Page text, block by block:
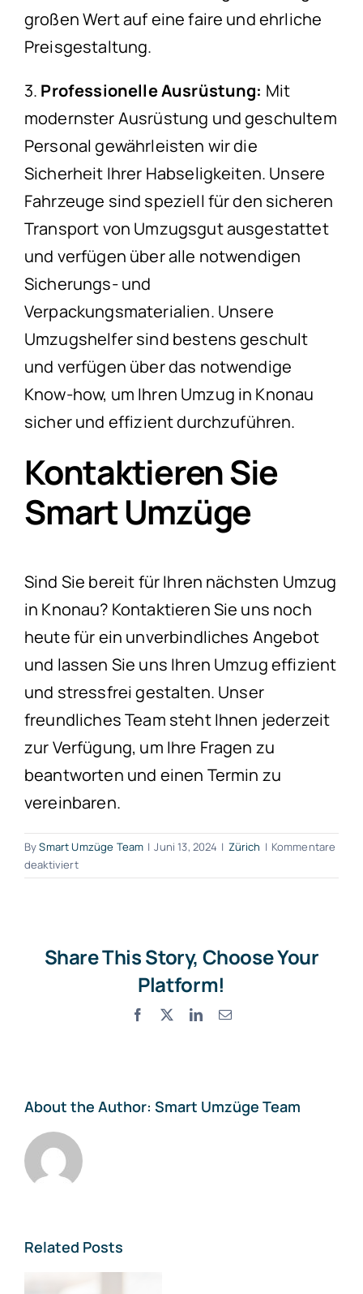
großen Wert auf eine faire und ehrliche
Preisgestaltung.
3. Professionelle Ausrüstung: Mit
modernster Ausrüstung und geschultem
Personal gewährleisten wir die
Sicherheit Ihrer Habseligkeiten. Unsere
Fahrzeuge sind speziell für den sicheren
Transport von Umzugsgut ausgestattet
und verfügen über alle notwendigen
Sicherungs- und
Verpackungsmaterialien. Unsere
Umzugshelfer sind bestens geschult
und verfügen über das notwendige
Know-how, um Ihren Umzug in Knonau
sicher und effizient durchzuführen.
Kontaktieren Sie
Smart Umzüge
Sind Sie bereit für Ihren nächsten Umzug
in Knonau? Kontaktieren Sie uns noch
heute für ein unverbindliches Angebot
und lassen Sie uns Ihren Umzug effizient
und stressfrei gestalten. Unser
freundliches Team steht Ihnen jederzeit
zur Verfügung, um Ihre Fragen zu
beantworten und einen Termin zu
vereinbaren.
BySmart Umzüge Team | Juni 13, 2024 | Zürich | Kommentare
deaktiviertfür
Umzug
Share This Story, Choose Your
Platform!
Facebook LinkedInEmail
About the Author: Smart Umzüge Team
Related Posts